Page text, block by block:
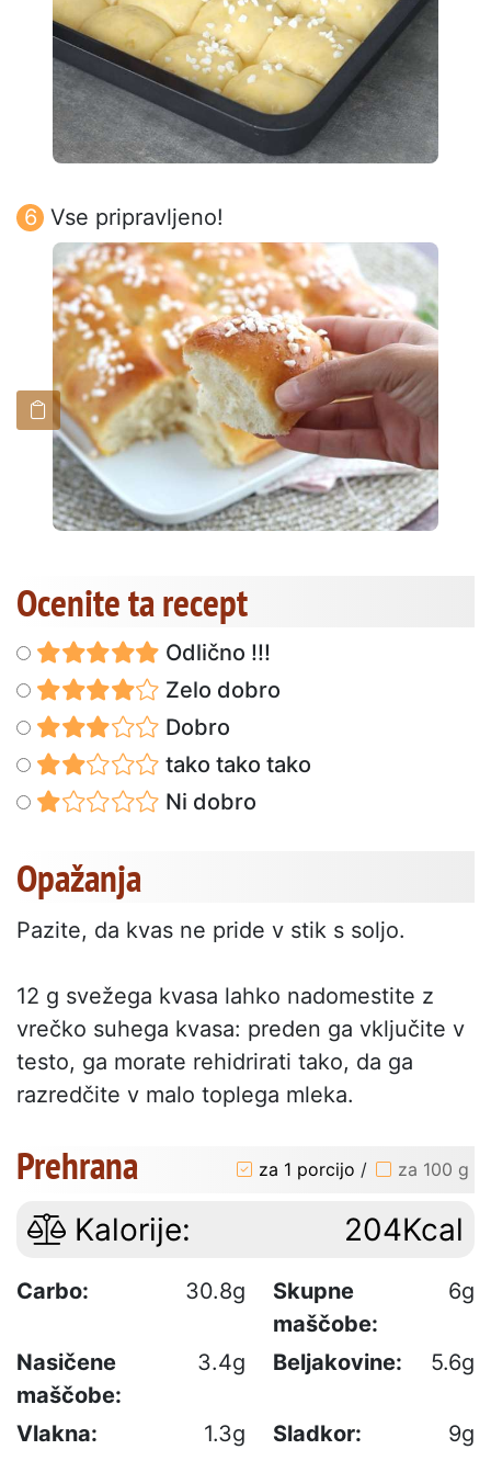
Vse pripravljeno!
Ocenite ta recept
Odlično !!!
Zelo dobro
Dobro
tako tako tako
Ni dobro
Opažanja
Pazite, da kvas ne pride v stik s soljo.
12 g svežega kvasa lahko nadomestite z
vrečko suhega kvasa: preden ga vključite v
testo, ga morate rehidrirati tako, da ga
razredčite v malo toplega mleka.
Prehrana za 1 porcijo / za 100 g
Kalorije: 204Kcal
Carbo: 30.8g
Skupne
maščobe:
6g
Nasičene
maščobe:
3.4g Beljakovine: 5.6g
Vlakna: 1.3g Sladkor:
9g